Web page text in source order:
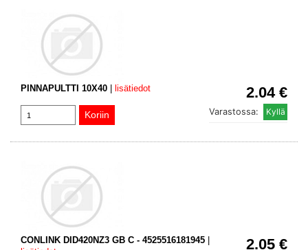
2.04 €
PINNAPULTTI 10X40 lisätiedot
Varastossa:
2.05 €
CONLINK DID420NZ3 GB C - 4525516181945